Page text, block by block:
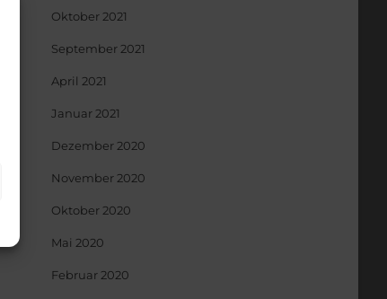
Oktober 2021
September 2021
April 2021
Januar 2021
Dezember 2020
November 2020
Oktober 2020
Mai 2020
Februar 2020